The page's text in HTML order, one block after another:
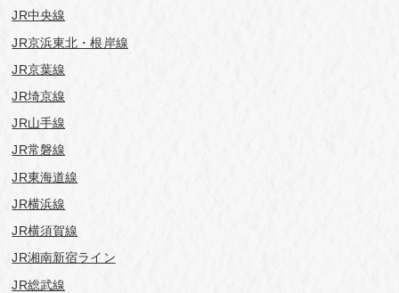
JR中央線
JR京浜東北・根岸線
JR京葉線
JR埼京線
JR山手線
JR常磐線
JR東海道線
JR横浜線
JR横須賀線
JR湘南新宿ライン
JR総武線